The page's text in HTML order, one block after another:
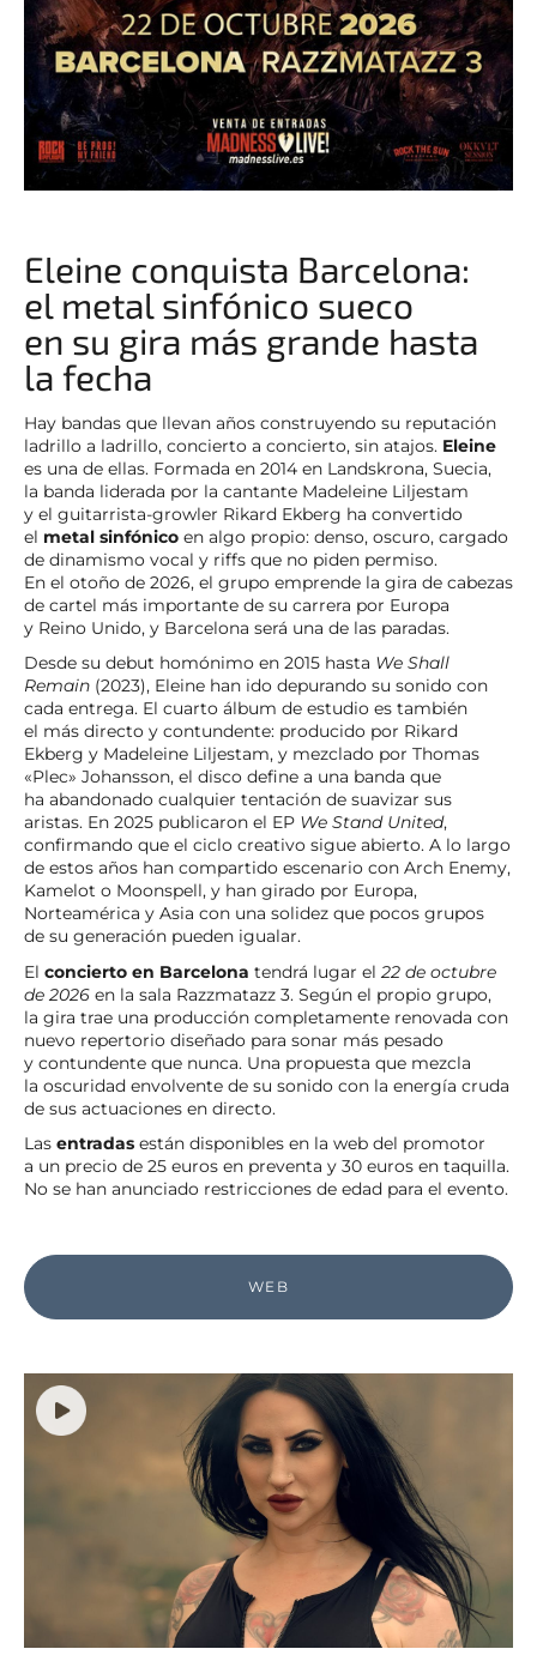
Eleine conquista Barcelona:
el metal sinfónico sueco
en su gira más grande hasta
la fecha
Hay bandas que llevan años construyendo su reputación
ladrillo a ladrillo, concierto a concierto, sin atajos. Eleine
es una de ellas. Formada en 2014 en Landskrona, Suecia,
la banda liderada por la cantante Madeleine Liljestam
y el guitarrista-growler Rikard Ekberg ha convertido
el metal sinfónico en algo propio: denso, oscuro, cargado
de dinamismo vocal y riffs que no piden permiso.
En el otoño de 2026, el grupo emprende la gira de cabezas
de cartel más importante de su carrera por Europa
y Reino Unido, y Barcelona será una de las paradas.
Desde su debut homónimo en 2015 hasta We Shall
Remain (2023), Eleine han ido depurando su sonido con
cada entrega. El cuarto álbum de estudio es también
el más directo y contundente: producido por Rikard
Ekberg y Madeleine Liljestam, y mezclado por Thomas
«Plec» Johansson, el disco define a una banda que
ha abandonado cualquier tentación de suavizar sus
aristas. En 2025 publicaron el EP We Stand United,
confirmando que el ciclo creativo sigue abierto. A lo largo
de estos años han compartido escenario con Arch Enemy,
Kamelot o Moonspell, y han girado por Europa,
Norteamérica y Asia con una solidez que pocos grupos
de su generación pueden igualar.
El concierto en Barcelona tendrá lugar el 22 de octubre
de 2026 en la sala Razzmatazz 3. Según el propio grupo,
la gira trae una producción completamente renovada con
nuevo repertorio diseñado para sonar más pesado
y contundente que nunca. Una propuesta que mezcla
la oscuridad envolvente de su sonido con la energía cruda
de sus actuaciones en directo.
Las entradas están disponibles en la web del promotor
a un precio de 25 euros en preventa y 30 euros en taquilla.
No se han anunciado restricciones de edad para el evento.
WEB